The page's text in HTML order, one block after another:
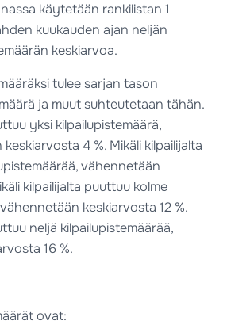
käytetään rankilistan 1
kuukauden ajan neljän
keskiarvoa.
tulee sarjan tason
ja muut suhteutetaan tähän.
yksi kilpailupistemäärä,
4 %. Mikäli kilpailijalta
vähennetään
kilpailijalta puuttuu kolme
keskiarvosta 12 %.
neljä kilpailupistemäärää,
16 %.
ovat: